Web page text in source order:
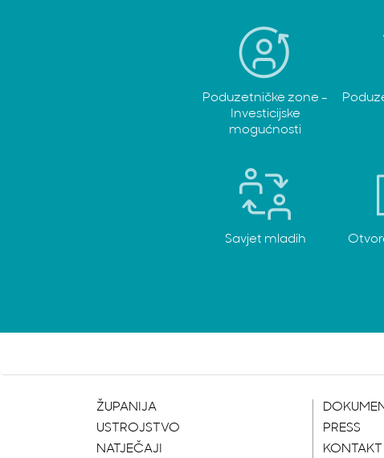
Poduzetničke zone -
Investicijske
mogućnosti
Savjet mladih
ŽUPANIJA
USTROJSTVO
NATJEČAJI
PRESS
KONTAKT